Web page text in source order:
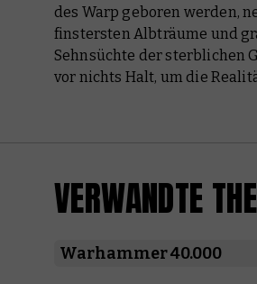
des Warp geboren werden,
finstersten Albträume und
Sehnsüchte der sterblichen
vor nichts Halt, um die
VERWANDTE
Warhammer 40.000